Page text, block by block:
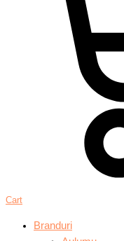
Cart
Branduri